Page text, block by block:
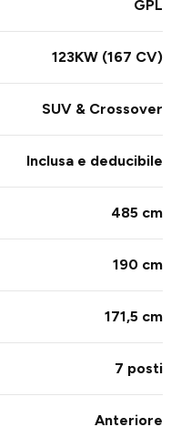
GPL
123KW (167 CV)
SUV & Crossover
Inclusa e deducibile
485 cm
190 cm
171,5 cm
7 posti
Anteriore